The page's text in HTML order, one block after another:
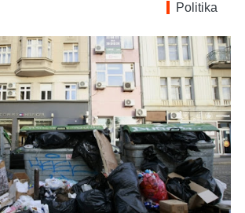
Politika